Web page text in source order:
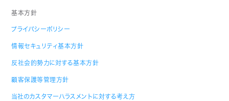
基本方針
プライバシーポリシー
情報セキュリティ基本方針
反社会的勢力に対する基本方針
顧客保護等管理方針
当社のカスタマーハラスメントに対する考え方